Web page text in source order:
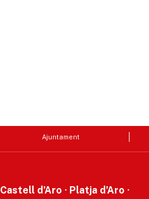
Ajuntament
Castell d’Aro · Platja d’Aro ·